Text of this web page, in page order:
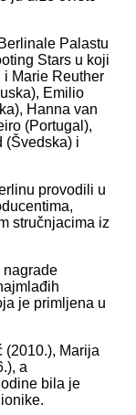
Palastu
Stars u koji
Marie Reuther
Emilio
Hanna van
(Portugal),
(Švedska) i
provodili u
stručnjacima iz
je primljena u
(2010.), Marija
a
bila je